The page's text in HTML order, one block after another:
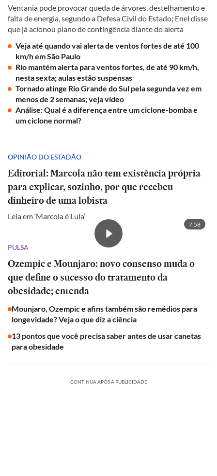
Ventania pode provocar queda de árvores, destelhamento e
falta de energia, segundo a Defesa Civil do Estado; Enel disse
que já acionou plano de contingência diante do alerta
Veja até quando vai alerta de ventos fortes de até 100
km/h em São Paulo
Rio mantém alerta para ventos fortes, de até 90 km/h,
nesta sexta; aulas estão suspensas
Tornado atinge Rio Grande do Sul pela segunda vez em
menos de 2 semanas; veja vídeo
Análise: Qual é a diferença entre um ciclone-bomba e
um ciclone normal?
OPINIÃO DO ESTADÃO
Editorial: Marcola não tem existência própria
para explicar, sozinho, por que recebeu
dinheiro de uma lobista
Leia em ‘Marcola é Lula’
7:58
PULSA
Ozempic e Mounjaro: novo consenso muda o
que define o sucesso do tratamento da
obesidade; entenda
Mounjaro, Ozempic e afins também são remédios para
longevidade? Veja o que diz a ciência
13 pontos que você precisa saber antes de usar canetas
para obesidade
CONTINUA APÓS A PUBLICIDADE